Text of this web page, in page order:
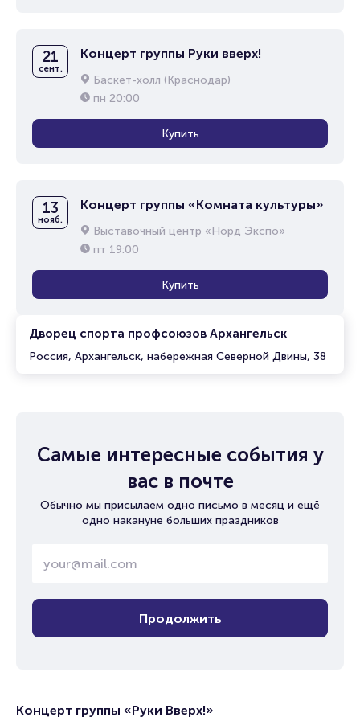
Дворец спорта профсоюзов Архангельск
Россия, Архангельск, набережная Северной Двины, 38
21
сент.
Концерт группы Руки вверх!
Баскет-холл (Краснодар)
пн 20:00
Купить
13
нояб.
Концерт группы «Комната культуры»
Выставочный центр «Норд Экспо»
пт 19:00
Купить
Самые интересные события у
вас в почте
Обычно мы присылаем одно письмо в месяц и ещё
одно накануне больших праздников
Продолжить
Концерт группы «Руки Вверх!»